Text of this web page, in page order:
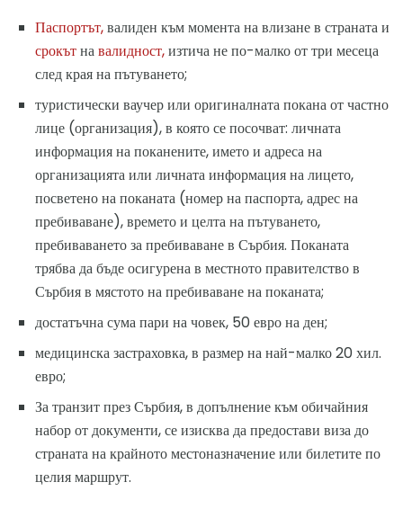
Паспортът,валиден към момента на влизане в страната и
срокътнавалидност,изтича не по-малко от три месеца
след края на пътуването;
туристически ваучер или оригиналната покана от частно
лице (организация), в която се посочват: личната
информация на поканените, името и адреса на
организацията или личната информация на лицето,
посветено на поканата (номер на паспорта, адрес на
пребиваване), времето и целта на пътуването,
пребиваването за пребиваване в Сърбия. Поканата
трябва да бъде осигурена в местното правителство в
Сърбия в мястото на пребиваване на поканата;
достатъчна сума пари на човек, 50 евро на ден;
медицинска застраховка, в размер на най-малко 20 хил.
евро;
За транзит през Сърбия, в допълнение към обичайния
набор от документи, се изисква да предостави виза до
страната на крайното местоназначение или билетите по
целия маршрут.